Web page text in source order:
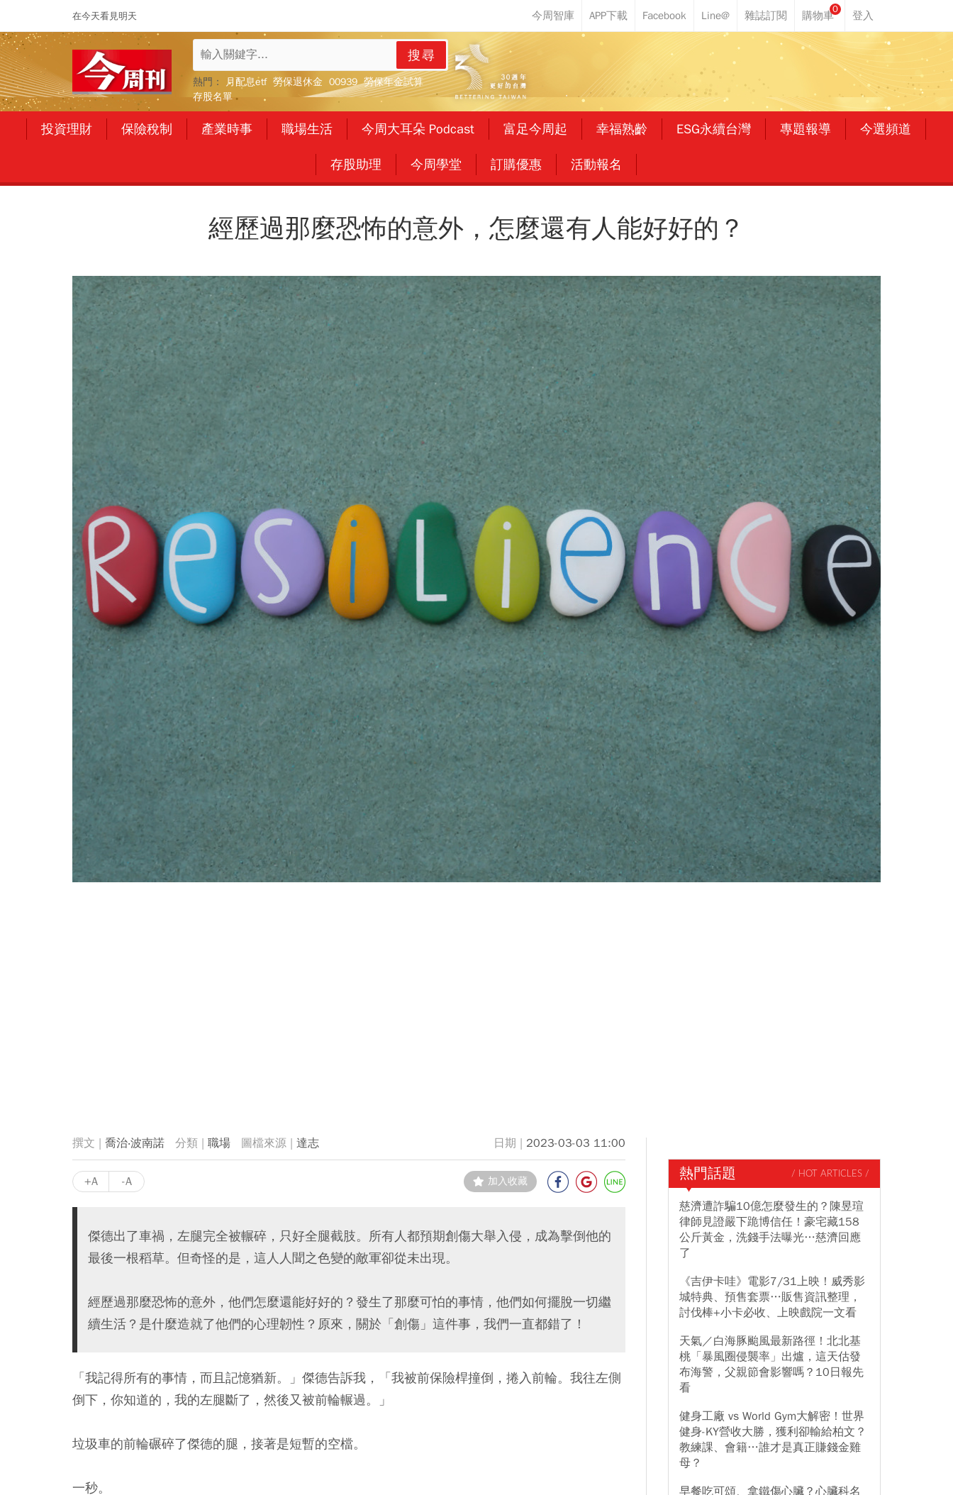
在今天看見明天
0
搜尋
熱門： 月配息etf 勞保退休金 00939 勞保年金試算
存股名單
投資理財 保險稅制 產業時事 職場生活 今周大耳朵 Podcast 富足今周起 幸福熟齡 ESG永續台灣 專題報導 今選頻道
存股助理 今周學堂 訂購優惠 活動報名
經歷過那麼恐怖的意外，怎麼還有人能好好的？
喬治‧波南諾 職場 達志 2023-03-03 11:00
+A -A 加入收藏
傑德出了車禍，左腿完全被輾碎，只好全腿截肢。所有人都預期創傷大舉入侵，成為擊倒他的
最後一根稻草。但奇怪的是，這人人聞之色變的敵軍卻從未出現。
經歷過那麼恐怖的意外，他們怎麼還能好好的？發生了那麼可怕的事情，他們如何擺脫一切繼
續生活？是什麼造就了他們的心理韌性？原來，關於「創傷」這件事，我們一直都錯了！
「我記得所有的事情，而且記憶猶新。」傑德告訴我，「我被前保險桿撞倒，捲入前輪。我往左側
倒下，你知道的，我的左腿斷了，然後又被前輪輾過。」
垃圾車的前輪碾碎了傑德的腿，接著是短暫的空檔。
一秒。
熱門話題 / HOT ARTICLES /
慈濟遭詐騙10億怎麼發生的？陳昱瑄
律師見證嚴下跪博信任！豪宅藏158
公斤黃金，洗錢手法曝光…慈濟回應
了
《吉伊卡哇》電影7/31上映！威秀影
城特典、預售套票…販售資訊整理，
討伐棒+小卡必收、上映戲院一文看
天氣／白海豚颱風最新路徑！北北基
桃「暴風圈侵襲率」出爐，這天估發
布海警，父親節會影響嗎？10日報先
看
健身工廠 vs World Gym大解密！世界
健身-KY營收大勝，獲利卻輸給柏文？
教練課、會籍…誰才是真正賺錢金雞
母？
早餐吃可頌、拿鐵傷心臟？心臟科名